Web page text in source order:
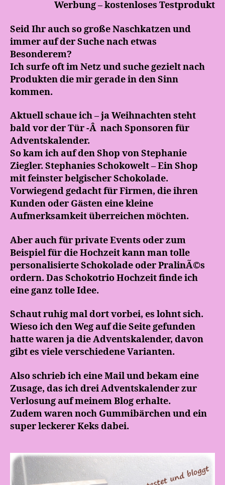
Werbung – kostenloses Testprodukt
Seid Ihr auch so große Naschkatzen und
immer auf der Suche nach etwas
Besonderem?
Ich surfe oft im Netz und suche gezielt nach
Produkten die mir gerade in den Sinn
kommen.
Aktuell schaue ich – ja Weihnachten steht
bald vor der Tür -Â nach Sponsoren für
Adventskalender.
So kam ich auf den Shop von Stephanie
Ziegler. Stephanies Schokowelt – Ein Shop
mit feinster belgischer Schokolade.
Vorwiegend gedacht für Firmen, die ihren
Kunden oder Gästen eine kleine
Aufmerksamkeit überreichen möchten.
Aber auch für private Events oder zum
Beispiel für die Hochzeit kann man tolle
personalisierte Schokolade oder PralinÃ©s
ordern. Das Schokotrio Hochzeit finde ich
eine ganz tolle Idee.
Schaut ruhig mal dort vorbei, es lohnt sich.
Wieso ich den Weg auf die Seite gefunden
hatte waren ja die Adventskalender, davon
gibt es viele verschiedene Varianten.
Also schrieb ich eine Mail und bekam eine
Zusage, das ich drei Adventskalender zur
Verlosung auf meinem Blog erhalte.
Zudem waren noch Gummibärchen und ein
super leckerer Keks dabei.